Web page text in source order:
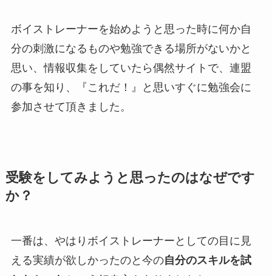
ボイストレーナーを始めようと思った時に何か自
分の刺激になるものや勉強できる場所がないかと
思い、情報収集をしていたら偶然サイトで、連盟
の事を知り、『これだ！』と思いすぐに勉強会に
参加させて頂きました。
受験をしてみようと思ったのはなぜです
か？
一番は、やはりボイストレーナーとしての目に見
える実績が欲しかったのと今の自分のスキルを試